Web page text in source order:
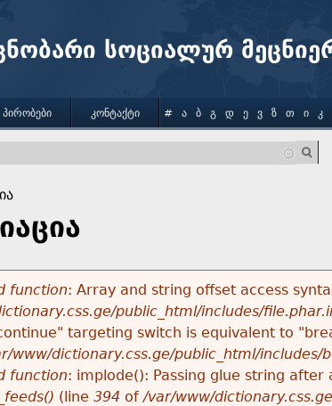
სოციალურ
function: Array and string offset access
public_html/includes/
targeting switch is equivalent to
www/dictionary.css.ge/public_html/includes/
function: implode(): Passing glue string
(line 394 of/var/www/
ᲞᲘᲠᲝᲑᲔᲑᲘ ᲙᲝᲜᲢᲐᲥᲢᲘ # Ა Ბ Გ Დ Ე Ვ Ზ Თ Ი Კ